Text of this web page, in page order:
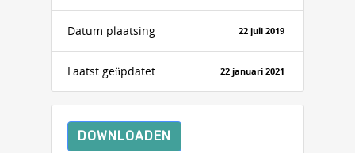
Datum plaatsing 22 juli 2019
Laatst geüpdatet 22 januari 2021
DOWNLOADEN